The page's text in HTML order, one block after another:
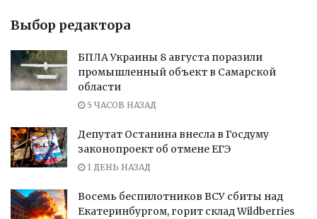
Выбор редактора
БПЛА Украины 8 августа поразили
промышленный объект в Самарской
области
5 ЧАСОВ НАЗАД
Депутат Останина внесла в Госдуму
законопроект об отмене ЕГЭ
1 ДЕНЬ НАЗАД
Восемь беспилотников ВСУ сбиты над
Екатеринбургом, горит склад Wildberries